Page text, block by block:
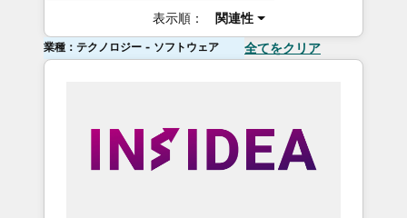
表示順： 関連性
業種：テクノロジー - ソフトウェア 全てをクリア